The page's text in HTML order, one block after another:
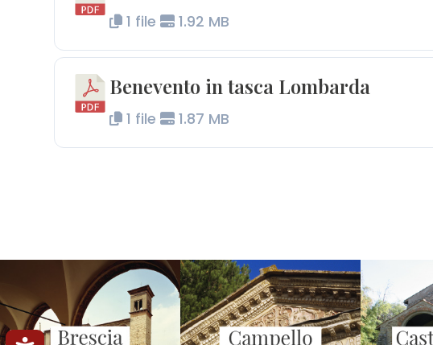
1 file 1.92 MB
Benevento in tasca Lombarda
1 file 1.87 MB